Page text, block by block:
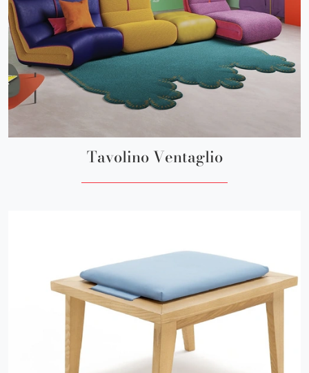
Tavolino Ventaglio